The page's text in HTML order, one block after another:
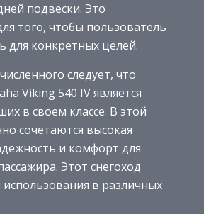
подвески. Это
того, чтобы пользователь
для конкретных целей.
следует, что
Viking 540 IV является
в своем классе. В этой
сочетаются высокая
и комфорт для
Этот снегоход
в различных